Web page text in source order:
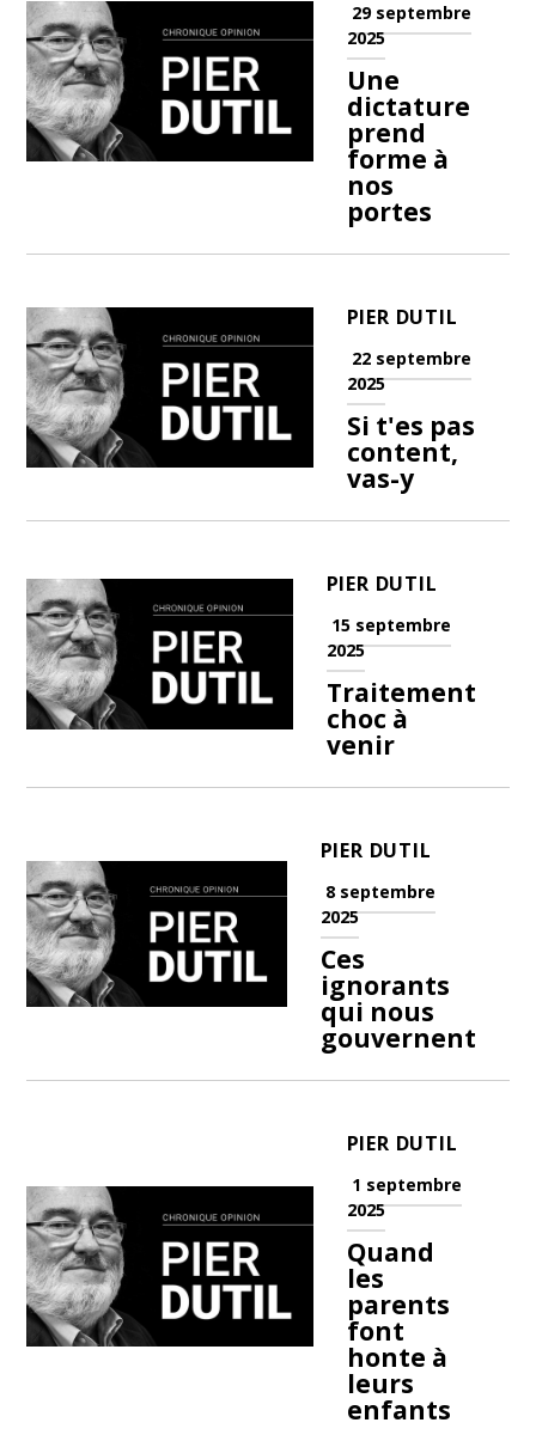
29 septembre
2025
Une
dictature
prend
forme à
nos
portes
PIER DUTIL
22 septembre
2025
Si t'es pas
content,
vas-y
PIER DUTIL
15 septembre
2025
Traitement
choc à
venir
PIER DUTIL
8 septembre
2025
Ces
ignorants
qui nous
gouvernent
PIER DUTIL
1 septembre
2025
Quand
les
parents
font
honte à
leurs
enfants